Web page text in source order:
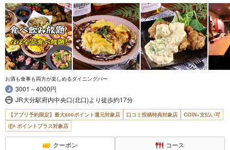
お酒も食事も両方が楽しめるダイニングバー
3001～4000円
JR大分駅府内中央口(北口)より徒歩約17分
【アプリ予約限定】最大800ポイント還元対象店 口コミ投稿特典対象店
COIN+支払い可
ポイントプラス対象店
クーポン コース